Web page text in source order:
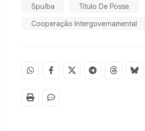
Spu/ba
Título De Posse
Cooperação Intergovernamental